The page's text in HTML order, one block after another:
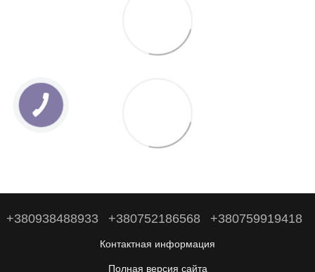
+380938488933 +380752186568 +380759919418
Контактная информация
Полная версия сайта